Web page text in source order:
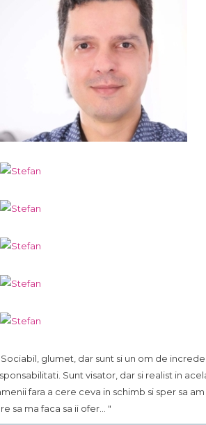
Sociabil, glumet, dar sunt si un om de
Sunt visator, dar si realist in
fara a cere ceva in schimb si sper sa
sa ma faca sa ii ofer... "